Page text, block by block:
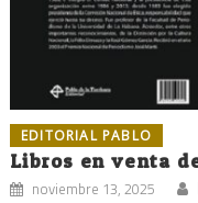
EDITORIAL PABLO
Libros en venta
noviembre 13, 2025